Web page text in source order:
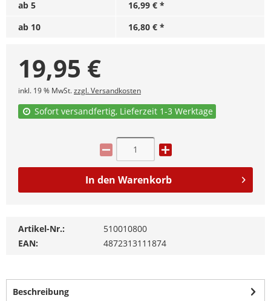
ab 5
16,99 € *
ab 10 16,80 € *
19,95 €
inkl. 19 % MwSt.zzgl. Versandkosten
Sofort versandfertig, Lieferzeit 1-3 Werktage
In den Warenkorb
Artikel-Nr.:
510010800
EAN:
4872313111874
Beschreibung